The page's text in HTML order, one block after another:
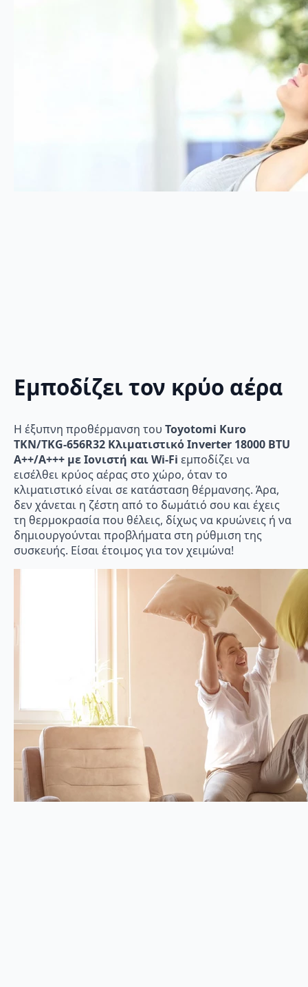
Εμποδίζει τον κρύο αέρα
Η έξυπνη προθέρμανση του Toyotomi Kuro
TKN/TKG-656R32 Κλιματιστικό Inverter 18000 BTU
A++/A+++ με Ιονιστή και Wi-Fi εμποδίζει να
εισέλθει κρύος αέρας στο χώρο, όταν το
κλιματιστικό είναι σε κατάσταση θέρμανσης. Άρα,
δεν χάνεται η ζέστη από το δωμάτιό σου και έχεις
τη θερμοκρασία που θέλεις, δίχως να κρυώνεις ή να
δημιουργούνται προβλήματα στη ρύθμιση της
συσκευής. Είσαι έτοιμος για τον χειμώνα!